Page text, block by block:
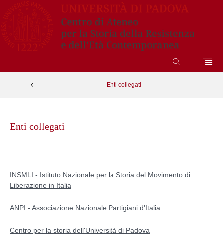
SEARCH
Enti collegati
contentEnti collegati
INSMLI - Istituto Nazionale per la Storia del Movimento di
Liberazione in Italia
ANPI - Associazione Nazionale Partigiani d'Italia
Centro per la storia dell'Università di Padova